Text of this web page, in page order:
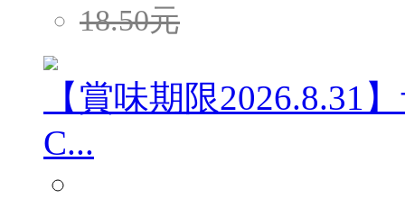
18.50元
【賞味期限2026.8.31
C...